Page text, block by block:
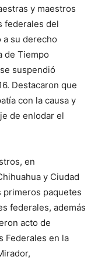
y maestros
federales del
su derecho
de Tiempo
suspendió
Destacaron que
con la causa y
de enlodar el
en
y Ciudad
primeros paquetes
federales, además
acto de
Federales en la